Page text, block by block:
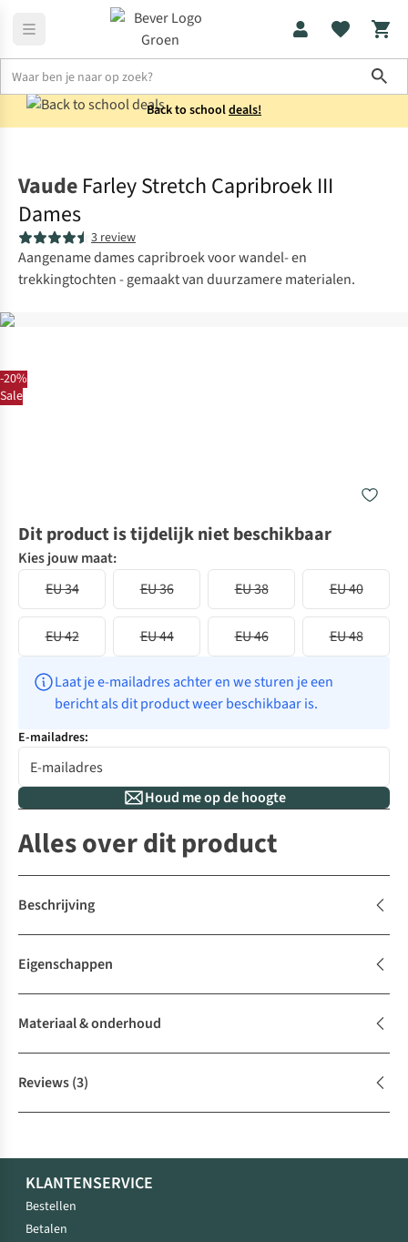
Back to schooldeals!
-20%
Sale
Vaude Farley Stretch Capribroek III
Dames
3 review
Aangename dames capribroek voor wandel- en
trekkingtochten - gemaakt van duurzamere materialen.
Dit product is tijdelijk niet beschikbaar
Kies jouw maat:
EU 34
EU 36 EU 38 EU 40
EU 42 EU 44 EU 46 EU 48
Laat je e-mailadres achter en we sturen je een
bericht als dit product weer beschikbaar is.
E-mailadres:
Houd me op de hoogte
Alles over dit product
Beschrijving
Eigenschappen
Materiaal & onderhoud
Reviews(3)
KLANTENSERVICE
Bestellen
Betalen